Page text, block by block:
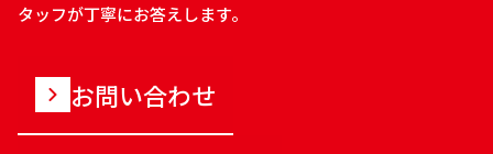
タッフが丁寧にお答えします。
お問い合わせ